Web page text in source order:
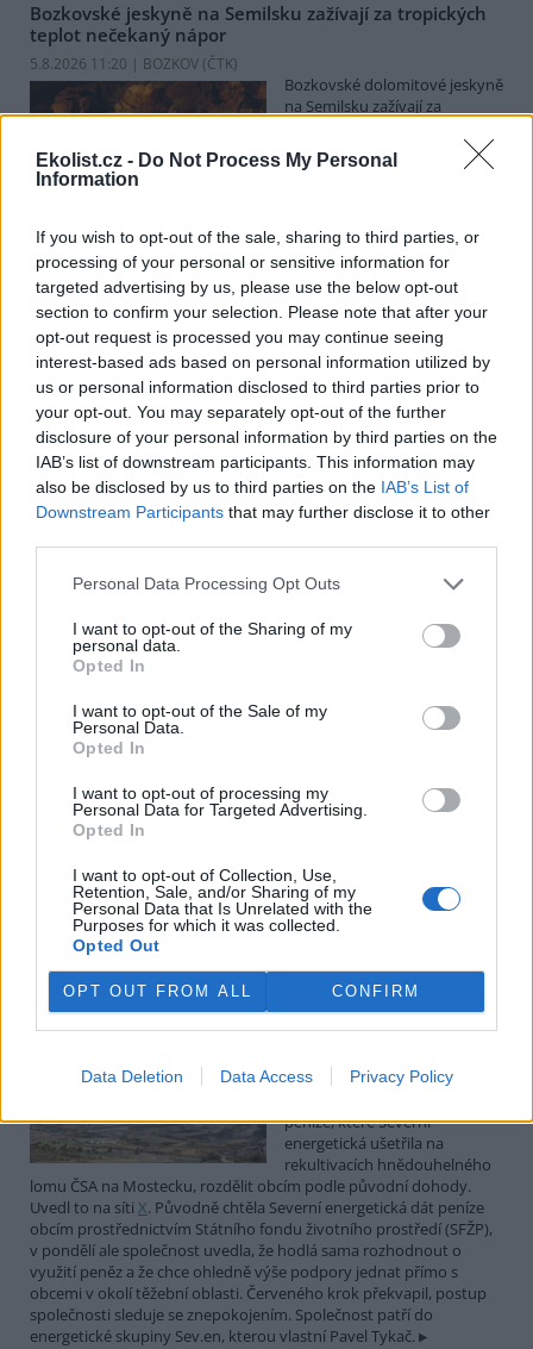
Ekolist.cz - Do Not Process My Personal
Information
If you wish to opt-out of the sale, sharing to third parties, or
processing of your personal or sensitive information for
targeted advertising by us, please use the below opt-out
section to confirm your selection. Please note that after your
opt-out request is processed you may continue seeing
interest-based ads based on personal information utilized by
us or personal information disclosed to third parties prior to
your opt-out. You may separately opt-out of the further
disclosure of your personal information by third parties on the
IAB’s list of downstream participants. This information may
also be disclosed by us to third parties on the IAB’s List of
Downstream Participants that may further disclose it to other
Personal Data Processing Opt Outs
I want to opt-out of the Sharing of my
personal data.
Opted In
I want to opt-out of the Sale of my
Personal Data.
Opted In
I want to opt-out of processing my
Personal Data for Targeted Advertising.
Opted In
I want to opt-out of Collection, Use,
Retention, Sale, and/or Sharing of my
Personal Data that Is Unrelated with the
Purposes for which it was collected.
Opted Out
OPT OUT FROM ALL CONFIRM
Data Deletion Data Access Privacy Policy
Bozkovské jeskyně na Semilsku zažívají za tropických
teplot nečekaný nápor
5.8.2026 11:20 | BOZKOV (ČTK)
Bozkovské dolomitové jeskyně
na Semilsku zažívají za
nečekaný nápor. Jde sice o
jedno z nejchladnějších míst v
Libereckém kraji, které má stálou teplotu mezi 7,5 až devíti stupni
Dušana Milky k nim lidé přicházeli spíše v době, když bylo nevlídno.
V pěti zemích Amazonie zatkli stovky lidí kvůli
environmentální kriminalitě
5.8.2026 10:34 | BOGOTÁ (ČTK)
Policisté v pěti zemích ležících
v Amazonii pozatýkali stovky
lidí a zabavili dřevo, minerály i
zvířata v hodnotě přes 280
milionů dolarů (kolem 5,9
miliard korun) při jednom z největších koordinovaných zásahů
proti environmentální kriminalitě v největším deštném pralese
světa. Napsala to agentura AP, podle níž se do operace nazvané
Potok Bylanka v Pardubicích vyschl. Městský obvod
chce, aby Povodí Labe vyčistilo koryto
5.8.2026 10:26 | PARDUBICE (ČTK)
Diskuse: 1
průtoků a suchého počasí
vyschl. Městský obvod VI chce
Povodí Labe. Organizace ale požadavek odmítla s tím, že údržbu
dělala už v červnu a další zásah v tuto chvíli neplánuje, zjistila ČTK.
Červený chce peníze ušetřené za rekultivaci rozdělit
obcím podle původní dohody
5.8.2026 01:29 (ČTK)
Ministr životního prostředí
peníze, které Severní
energetická ušetřila na
rekultivacích hnědouhelného
lomu ČSA na Mostecku, rozdělit obcím podle původní dohody.
Uvedl to na síti X. Původně chtěla Severní energetická dát peníze
obcím prostřednictvím Státního fondu životního prostředí (SFŽP),
v pondělí ale společnost uvedla, že hodlá sama rozhodnout o
využití peněz a že chce ohledně výše podpory jednat přímo s
obcemi v okolí těžební oblasti. Červeného krok překvapil, postup
společnosti sleduje se znepokojením. Společnost patří do
energetické skupiny Sev.en, kterou vlastní Pavel Tykač.